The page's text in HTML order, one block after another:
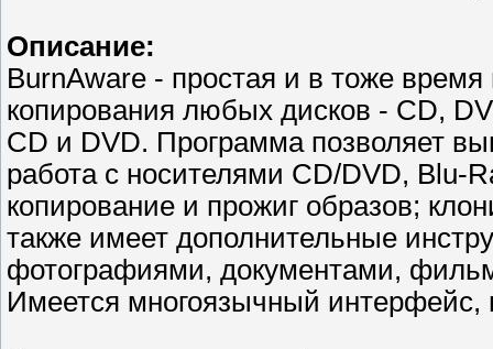
Описание:
BurnAware - простая и в тоже
копирования любых дисков - CD,
CD и DVD. Программа позволяет
работа с носителями CD/DVD, Blu-
копирование и прожиг образов;
также имеет дополнительные
фотографиями, документами,
Имеется многоязычный интерфейс,